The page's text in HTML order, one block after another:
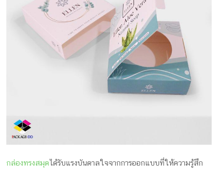
กล่องทรงสมุดได้รับแรงบันดาลใจจากการออกแบบที่ให้ความรู้สึก